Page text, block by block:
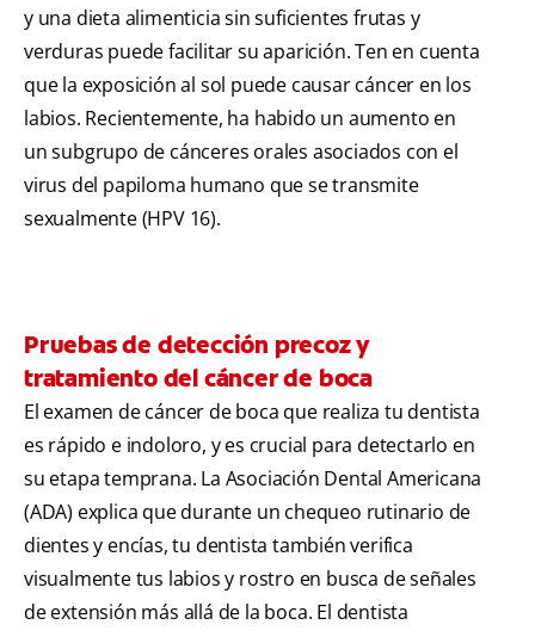
y una dieta alimenticia sin suficientes frutas y
verduras puede facilitar su aparición. Ten en cuenta
que la exposición al sol puede causar cáncer en los
labios. Recientemente, ha habido un aumento en
un subgrupo de cánceres orales asociados con el
virus del papiloma humano que se transmite
sexualmente (HPV 16).
Pruebas de detección precoz y
tratamiento del cáncer de boca
El examen de cáncer de boca que realiza tu dentista
es rápido e indoloro, y es crucial para detectarlo en
su etapa temprana. La Asociación Dental Americana
(ADA) explica que durante un chequeo rutinario de
dientes y encías, tu dentista también verifica
visualmente tus labios y rostro en busca de señales
de extensión más allá de la boca. El dentista